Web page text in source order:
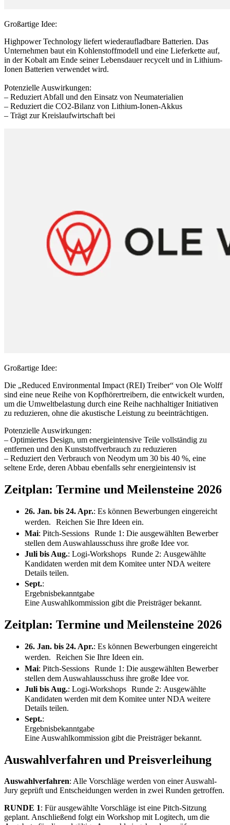
Großartige Idee:
Highpower Technology liefert wiederaufladbare Batterien. Das
Unternehmen baut ein Kohlenstoffmodell und eine Lieferkette auf,
in der Kobalt am Ende seiner Lebensdauer recycelt und in Lithium-
Ionen Batterien verwendet wird.
Potenzielle Auswirkungen:
– Reduziert Abfall und den Einsatz von Neumaterialien
– Reduziert die CO2-Bilanz von Lithium-Ionen-Akkus
– Trägt zur Kreislaufwirtschaft bei
Großartige Idee:
Die „Reduced Environmental Impact (REI) Treiber“ von Ole Wolff
sind eine neue Reihe von Kopfhörertreibern, die entwickelt wurden,
um die Umweltbelastung durch eine Reihe nachhaltiger Initiativen
zu reduzieren, ohne die akustische Leistung zu beeinträchtigen.
Potenzielle Auswirkungen:
– Optimiertes Design, um energieintensive Teile vollständig zu
entfernen und den Kunststoffverbrauch zu reduzieren
– Reduziert den Verbrauch von Neodym um 30 bis 40 %, eine
seltene Erde, deren Abbau ebenfalls sehr energieintensiv ist
Zeitplan: Termine und Meilensteine 2026
26. Jan. bis 24. Apr.: Es können Bewerbungen eingereicht
werden. Reichen Sie Ihre Ideen ein.
Mai: Pitch-Sessions Runde 1: Die ausgewählten Bewerber
stellen dem Auswahlausschuss ihre große Idee vor.
Juli bis Aug.: Logi-Workshops Runde 2: Ausgewählte
Kandidaten werden mit dem Komitee unter NDA weitere
Details teilen.
Sept.:
Ergebnisbekanntgabe
Eine Auswahlkommission gibt die Preisträger bekannt.
Zeitplan: Termine und Meilensteine 2026
26. Jan. bis 24. Apr.: Es können Bewerbungen eingereicht
werden. Reichen Sie Ihre Ideen ein.
Mai: Pitch-Sessions Runde 1: Die ausgewählten Bewerber
stellen dem Auswahlausschuss ihre große Idee vor.
Juli bis Aug.: Logi-Workshops Runde 2: Ausgewählte
Kandidaten werden mit dem Komitee unter NDA weitere
Details teilen.
Sept.:
Ergebnisbekanntgabe
Eine Auswahlkommission gibt die Preisträger bekannt.
Auswahlverfahren und Preisverleihung
Auswahlverfahren: Alle Vorschläge werden von einer Auswahl-
Jury geprüft und Entscheidungen werden in zwei Runden getroffen.
RUNDE 1: Für ausgewählte Vorschläge ist eine Pitch-Sitzung
geplant. Anschließend folgt ein Workshop mit Logitech, um die